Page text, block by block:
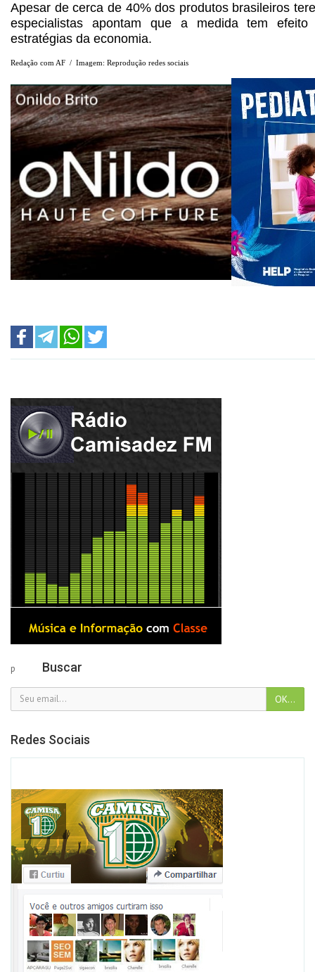
Apesar de cerca de 40% dos produtos brasileiros
especialistas apontam que a medida tem efeito
estratégias da economia.
Redação com AF / Imagem: Reprodução redes sociais
p Buscar
Redes Sociais